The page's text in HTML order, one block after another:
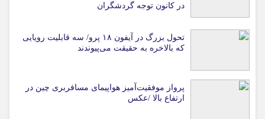
در کانون توجه گردشگران
تحول بزرگ در آیفون ۱۸ پرو/ سه قابلیت رویایی
که بالاخره به حقیقت می‌پیوندند
پرواز موفقیت‌آمیز هواپیمای مسافربری چین در
ارتفاع بالا /عکس